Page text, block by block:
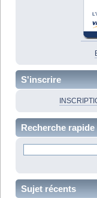
S'inscrire
Recherche rapide
Sujet récents